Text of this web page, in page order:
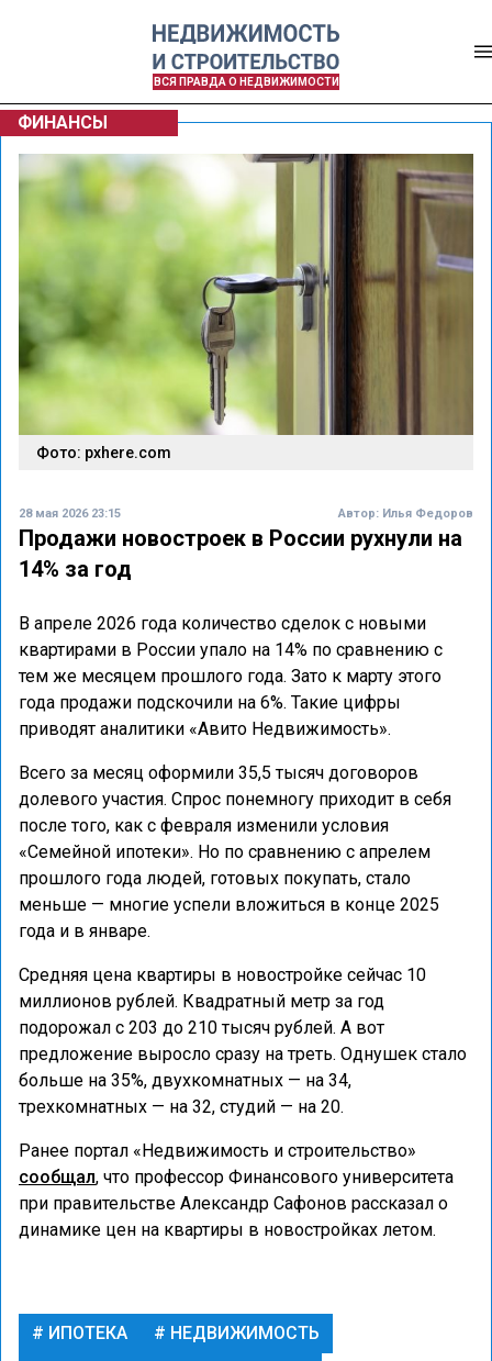
ВСЯ ПРАВДА О НЕДВИЖИМОСТИ
ФИНАНСЫ
Фото: pxhere.com
28 мая 2026 23:15 Автор: Илья Федоров
Продажи новостроек в России рухнули на
14% за год
В апреле 2026 года количество сделок с новыми
квартирами в России упало на 14% по сравнению с
тем же месяцем прошлого года. Зато к марту этого
года продажи подскочили на 6%. Такие цифры
приводят аналитики «Авито Недвижимость».
Всего за месяц оформили 35,5 тысяч договоров
долевого участия. Спрос понемногу приходит в себя
после того, как с февраля изменили условия
«Семейной ипотеки». Но по сравнению с апрелем
прошлого года людей, готовых покупать, стало
меньше — многие успели вложиться в конце 2025
года и в январе.
Средняя цена квартиры в новостройке сейчас 10
миллионов рублей. Квадратный метр за год
подорожал с 203 до 210 тысяч рублей. А вот
предложение выросло сразу на треть. Однушек стало
больше на 35%, двухкомнатных — на 34,
трехкомнатных — на 32, студий — на 20.
Ранее портал «Недвижимость и строительство»
сообщал, что профессор Финансового университета
при правительстве Александр Сафонов рассказал о
динамике цен на квартиры в новостройках летом.
ИПОТЕКА
НЕДВИЖИМОСТЬ